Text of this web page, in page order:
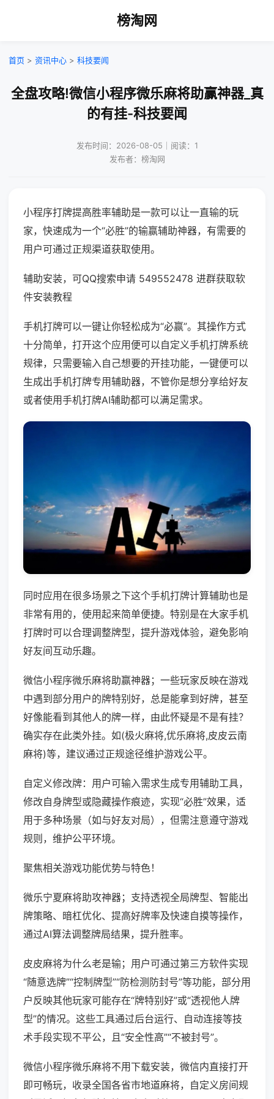
榜淘网
首页 > 资讯中心 > 科技要闻
全盘攻略!微信小程序微乐麻将助赢神器_真
的有挂-科技要闻
发布时间：2026-08-05｜阅读：1
发布者：榜淘网
小程序打牌提高胜率辅助是一款可以让一直输的玩
家，快速成为一个“必胜”的输赢辅助神器，有需要的
用户可通过正规渠道获取使用。
辅助安装，可QQ搜索申请 549552478 进群获取软
件安装教程
手机打牌可以一键让你轻松成为“必赢”。其操作方式
十分简单，打开这个应用便可以自定义手机打牌系统
规律，只需要输入自己想要的开挂功能，一键便可以
生成出手机打牌专用辅助器，不管你是想分享给好友
或者使用手机打牌AI辅助都可以满足需求。
同时应用在很多场景之下这个手机打牌计算辅助也是
非常有用的，使用起来简单便捷。特别是在大家手机
打牌时可以合理调整牌型，提升游戏体验，避免影响
好友间互动乐趣。
微信小程序微乐麻将助赢神器；一些玩家反映在游戏
中遇到部分用户的牌特别好，总是能拿到好牌，甚至
好像能看到其他人的牌一样，由此怀疑是不是有挂？
确实存在此类外挂。如(极火麻将,优乐麻将,皮皮云南
麻将)等，建议通过正规途径维护游戏公平。
自定义修改牌：用户可输入需求生成专用辅助工具，
修改自身牌型或隐藏操作痕迹，实现“必胜”效果，适
用于多种场景（如与好友对局），但需注意遵守游戏
规则，维护公平环境。
聚焦相关游戏功能优势与特色！
微乐宁夏麻将助攻神器；支持透视全局牌型、智能出
牌策略、暗杠优化、提高好牌率及快速自摸等操作，
通过AI算法调整牌局结果，提升胜率。
皮皮麻将为什么老是输；用户可通过第三方软件实现
“随意选牌”“控制牌型”“防检测防封号”等功能，部分用
户反映其他玩家可能存在“牌特别好”或“透视他人牌
型”的情况。这些工具通过后台运行、自动连接等技
术手段实现不平公，且“安全性高”“不被封号”。
微信小程序微乐麻将不用下载安装，微信内直接打开
即可畅玩，收录全国各省市地道麻将，自定义房间规